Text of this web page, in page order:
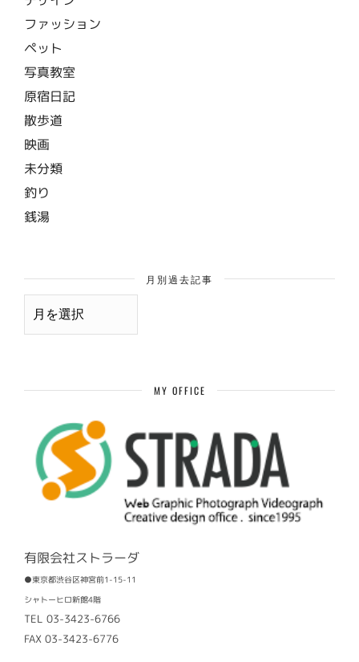
ファッション
ペット
写真教室
原宿日記
散歩道
映画
未分類
釣り
銭湯
月別過去記事
月
MY OFFICE
有限会社ストラーダ
●東京都渋谷区神宮前1-15-11
シャトーヒロ新館4階
TEL 03-3423-6766
FAX 03-3423-6776